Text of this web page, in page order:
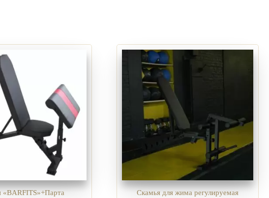
«BARFITS»+Парта
Скамья для жима регулируемая